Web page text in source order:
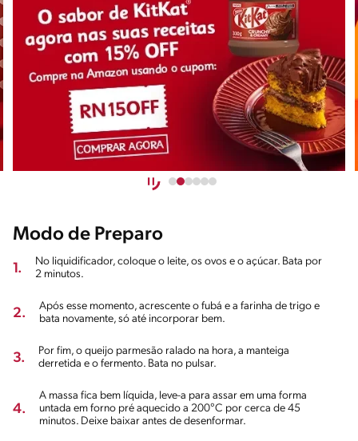
Modo de Preparo
1.
No liquidificador, coloque o leite, os ovos e o açúcar. Bata por
2 minutos.
2.
Após esse momento, acrescente o fubá e a farinha de trigo e
bata novamente, só até incorporar bem.
3.
Por fim, o queijo parmesão ralado na hora, a manteiga
derretida e o fermento. Bata no pulsar.
4.
A massa fica bem líquida, leve-a para assar em uma forma
untada em forno pré aquecido a 200°C por cerca de 45
minutos. Deixe baixar antes de desenformar.